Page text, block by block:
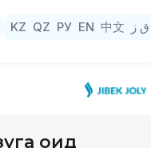
KZ QZ РУ EN 中文 ق ز
оид